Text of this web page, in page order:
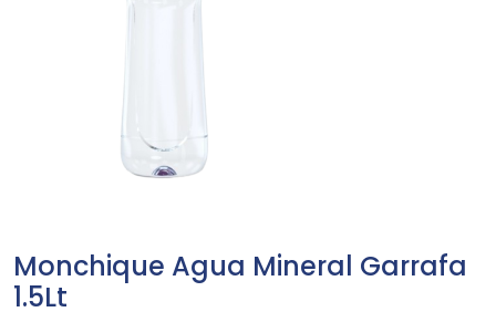
Monchique Agua Mineral Garrafa
1.5Lt